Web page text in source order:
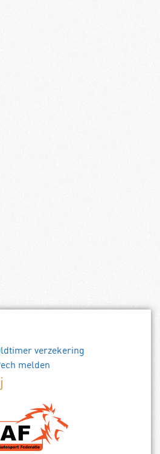
verzekering
melden